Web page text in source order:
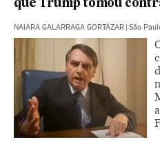
que Trump tomou
NAIARA GALARRAGA GORTÁZAR | São